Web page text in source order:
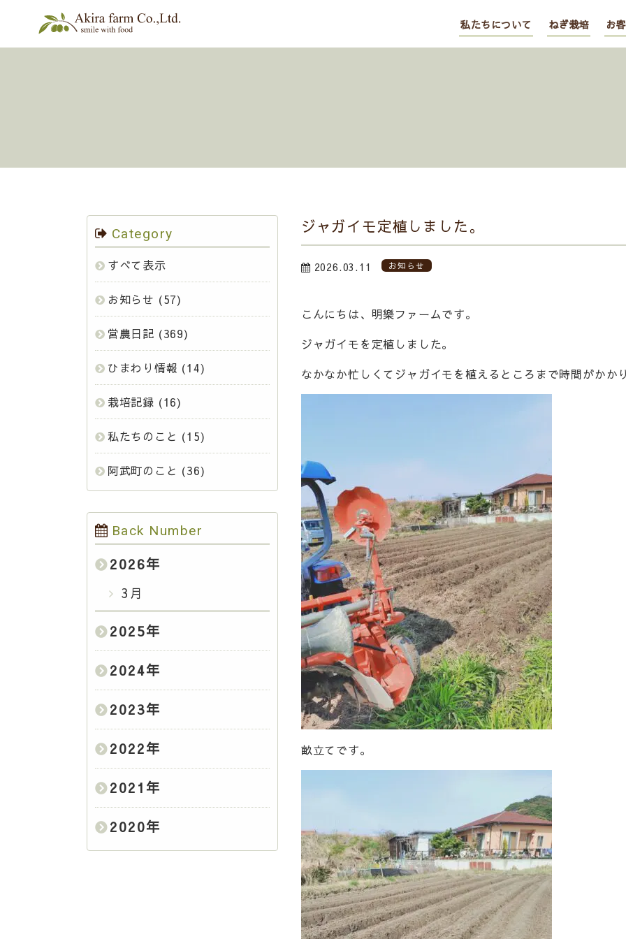
私たちについて ねぎ栽培 お
ジャガイモ定植しました。
2026.03.11 お知らせ
こんにちは、明樂ファームです。
ジャガイモを定植しました。
なかなか忙しくてジャガイモを植えるところまで時間がかか
畝立てです。
Category
すべて表示
お知らせ (57)
営農日記 (369)
ひまわり情報 (14)
栽培記録 (16)
私たちのこと (15)
阿武町のこと (36)
Back Number
2026年
3月
2025年
2024年
2023年
2022年
2021 年
2020年